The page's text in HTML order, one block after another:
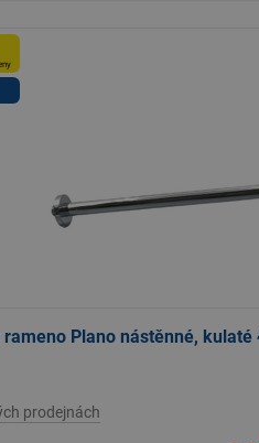
Plano nástěnné, kulaté
prodejnách